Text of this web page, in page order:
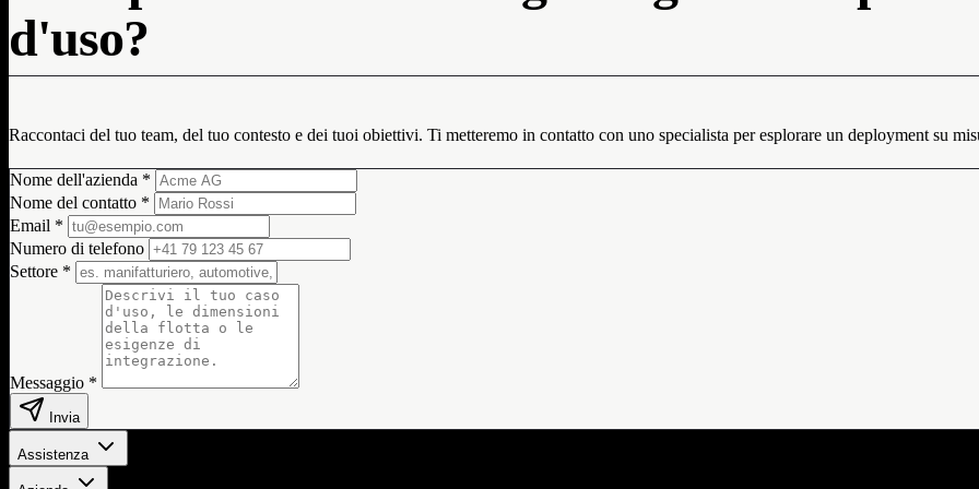
d'uso?
Raccontaci del tuo team, del tuo contesto e dei tuoi obiettivi. Ti metteremo in contatto con uno specialista per esplorare un deployment su
Nome dell'azienda *
Nome del contatto *
Email *
Numero di telefono
Settore *
Messaggio *
Invia
Assistenza